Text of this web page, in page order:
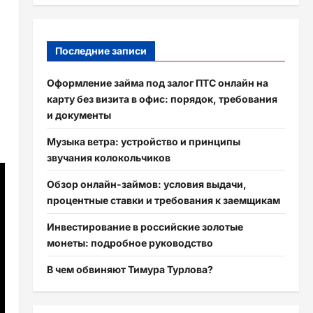
Последние записи
Оформление займа под залог ПТС онлайн на
карту без визита в офис: порядок, требования
и документы
Музыка ветра: устройство и принципы
звучания колокольчиков
Обзор онлайн-займов: условия выдачи,
процентные ставки и требования к заемщикам
Инвестирование в российские золотые
монеты: подробное руководство
В чем обвиняют Тимура Турлова?